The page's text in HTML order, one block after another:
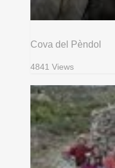
Cova del Pèndol
4841 Views